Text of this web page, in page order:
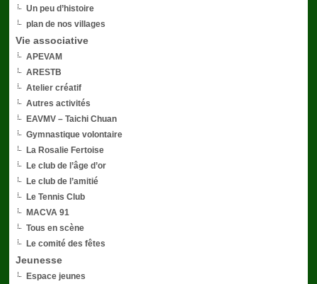
Un peu d’histoire
plan de nos villages
Vie associative
APEVAM
ARESTB
Atelier créatif
Autres activités
EAVMV – Taichi Chuan
Gymnastique volontaire
La Rosalie Fertoise
Le club de l’âge d’or
Le club de l’amitié
Le Tennis Club
MACVA 91
Tous en scène
Le comité des fêtes
Jeunesse
Espace jeunes